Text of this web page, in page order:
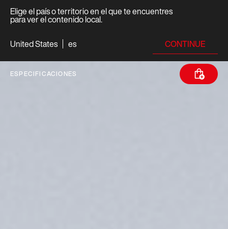
Elige el país o territorio en el que te encuentres
para ver el contenido local.
United States
es CONTINUE
ESPECIFICACIONES